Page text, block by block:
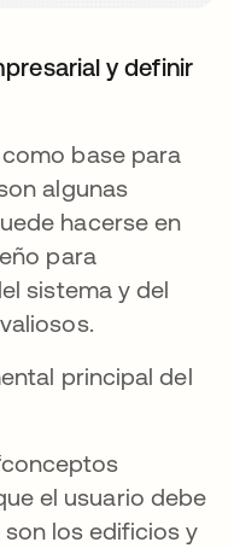
y definir
base para
algunas
hacerse en
para
sistema y del
principal del
el usuario debe
los edificios y